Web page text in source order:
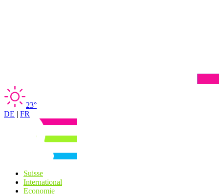
23°
DE | FR
Suisse
International
Economie